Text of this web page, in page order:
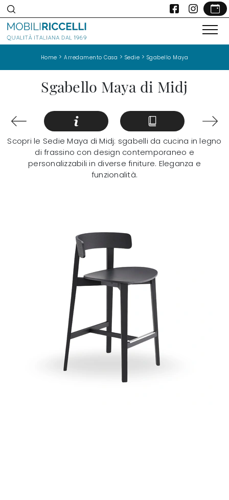
Home >Arredamento Casa > Sedie > Sgabello Maya
Sgabello Maya di Midj
Scopri le Sedie Maya di Midj: sgabelli da cucina in legno
di frassino con design contemporaneo e
personalizzabili in diverse finiture. Eleganza e
funzionalità.